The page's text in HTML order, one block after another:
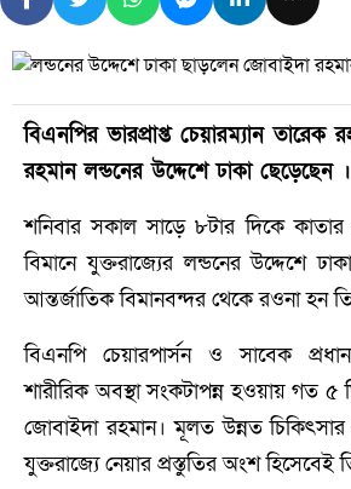
বিএনপির ভারপ্রাপ্ত চেয়ারম্যান তারেক
রহমান লন্ডনের উদ্দেশে ঢাকা ছেড়েছেন ।
শনিবার সকাল সাড়ে ৮টার দিকে
বিমানে যুক্তরাজ্যের লন্ডনের উদ্দেশে
আন্তর্জাতিক বিমানবন্দর থেকে রওনা হন
বিএনপি চেয়ারপার্সন ও সাবেক
শারীরিক অবস্থা সংকটাপন্ন হওয়ায় গত ৫
জোবাইদা রহমান। মূলত উন্নত
যুক্তরাজ্যে নেয়ার প্রস্তুতির অংশ হিসেবেই